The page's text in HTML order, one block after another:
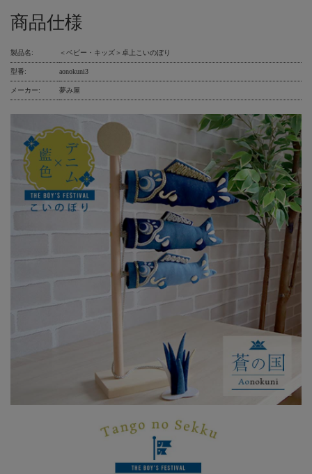
商品仕様
製品名: ＜ベビー・キッズ＞卓上こいのぼり
型番: aonokuni3
メーカー: 夢み屋